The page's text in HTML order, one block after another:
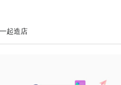
起造店